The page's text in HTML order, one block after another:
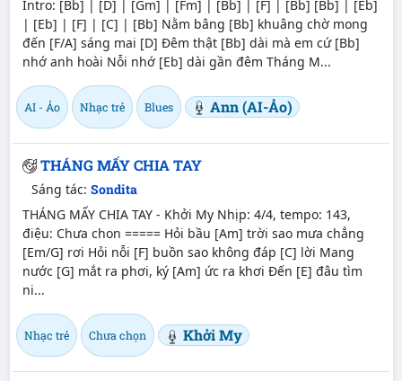
Intro: [Bb] | [D] | [Gm] | [Fm] | [Bb] | [F] | [Bb] [Bb] | [Eb]
| [Eb] | [F] | [C] | [Bb] Nằm bâng [Bb] khuâng chờ mong
đến [F/A] sáng mai [D] Đêm thật [Bb] dài mà em cứ [Bb]
nhớ anh hoài Nỗi nhớ [Eb] dài gần đêm Tháng M...
AI - Ảo Nhạc trẻ Blues Ann (AI-Ảo)
THÁNG MẤY CHIA TAY
Sáng tác: Sondita
THÁNG MẤY CHIA TAY - Khởi My Nhịp: 4/4, tempo: 143,
điệu: Chưa chon ===== Hỏi bầu [Am] trời sao mưa chẳng
[Em/G] rơi Hỏi nỗi [F] buồn sao không đáp [C] lời Mang
nước [G] mắt ra phơi, ký [Am] ức ra khơi Đến [E] đâu tìm
ni...
Nhạc trẻ Chưa chọn Khởi My